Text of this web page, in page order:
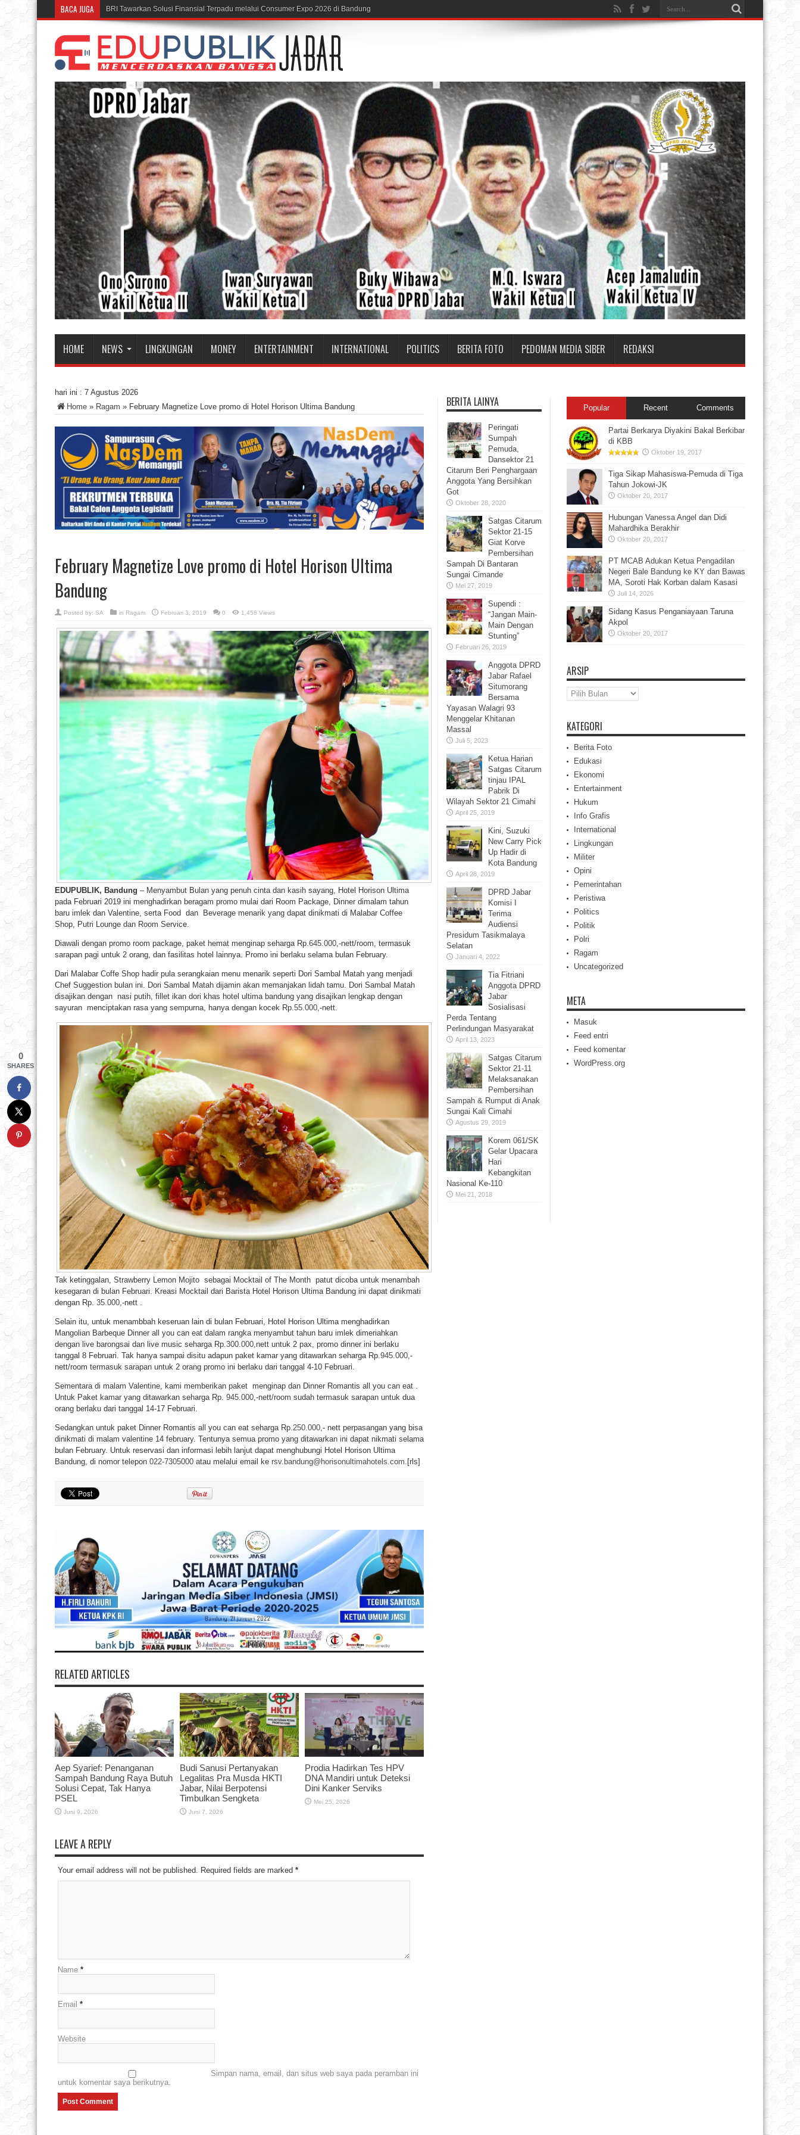
BACA JUGA Rumah BUMN BRI Bandung Cetak UM
HOME NEWS LINGKUNGAN MONEY ENTERTAINMENT INTERNATIONAL POLITICS BERITA FOTO PEDOMAN MEDIA SIBER REDAKSI
hari ini : 7 Agustus 2026
Home » Ragam » February Magnetize Love promo di Hotel Horison Ultima Bandung
February Magnetize Love promo di Hotel Horison Ultima
Bandung
Posted by: SA in Ragam Februari 3, 2019 0 1,458 Views
EDUPUBLIK, Bandung – Menyambut Bulan yang penuh cinta dan kasih sayang, Hotel Horison Ultima
pada Februari 2019 ini menghadirkan beragam promo mulai dari Room Package, Dinner dimalam tahun
baru imlek dan Valentine, serta Food dan Beverage menarik yang dapat dinikmati di Malabar Coffee
Shop, Putri Lounge dan Room Service.
Diawali dengan promo room package, paket hemat menginap seharga Rp.645.000,-nett/room, termasuk
sarapan pagi untuk 2 orang, dan fasilitas hotel lainnya. Promo ini berlaku selama bulan February.
Dari Malabar Coffe Shop hadir pula serangkaian menu menarik seperti Dori Sambal Matah yang menjadi
Chef Suggestion bulan ini. Dori Sambal Matah dijamin akan memanjakan lidah tamu. Dori Sambal Matah
disajikan dengan nasi putih, fillet ikan dori khas hotel ultima bandung yang disajikan lengkap dengan
sayuran menciptakan rasa yang sempurna, hanya dengan kocek Rp.55.000,-nett.
Tak ketinggalan, Strawberry Lemon Mojito sebagai Mocktail of The Month patut dicoba untuk menambah
kesegaran di bulan Februari. Kreasi Mocktail dari Barista Hotel Horison Ultima Bandung ini dapat dinikmati
dengan Rp. 35.000,-nett .
Selain itu, untuk menambbah keseruan lain di bulan Februari, Hotel Horison Ultima menghadirkan
Mangolian Barbeque Dinner all you can eat dalam rangka menyambut tahun baru imlek dimeriahkan
dengan live barongsai dan live music seharga Rp.300.000,nett untuk 2 pax, promo dinner ini berlaku
tanggal 8 Februari. Tak hanya sampai disitu adapun paket kamar yang ditawarkan seharga Rp.945.000,-
nett/room termasuk sarapan untuk 2 orang promo ini berlaku dari tanggal 4-10 Februari.
Sementara di malam Valentine, kami memberikan paket menginap dan Dinner Romantis all you can eat .
Untuk Paket kamar yang ditawarkan seharga Rp. 945.000,-nett/room sudah termasuk sarapan untuk dua
orang berlaku dari tanggal 14-17 Februari.
Sedangkan untuk paket Dinner Romantis all you can eat seharga Rp.250.000,- nett perpasangan yang bisa
dinikmati di malam valentine 14 february. Tentunya semua promo yang ditawarkan ini dapat nikmati selama
bulan February. Untuk reservasi dan informasi lebih lanjut dapat menghubungi Hotel Horison Ultima
Bandung, di nomor telepon 022-7305000 atau melalui email ke rsv.bandung@horisonultimahotels.com.[rls]
RELATED ARTICLES
Aep Syarief: Penanganan
Sampah Bandung Raya Butuh
Solusi Cepat, Tak Hanya
PSEL
Juni 9, 2026
Budi Sanusi Pertanyakan
Legalitas Pra Musda HKTI
Jabar, Nilai Berpotensi
Timbulkan Sengketa
Juni 7, 2026
Prodia Hadirkan Tes HPV
DNA Mandiri untuk Deteksi
Dini Kanker Serviks
Mei 25, 2026
LEAVE A REPLY
Your email address will not be published. Required fields are marked *
Name *
Email *
Website
Simpan nama, email, dan situs web saya pada peramban ini
untuk komentar saya berikutnya.
BERITA LAINYA
Peringati
Sumpah
Pemuda,
Dansektor 21
Citarum Beri Penghargaan
Anggota Yang Bersihkan
Got
Oktober 28, 2020
Satgas Citarum
Sektor 21-15
Giat Korve
Pembersihan
Sampah Di Bantaran
Sungai Cimande
Mei 27, 2019
Supendi :
“Jangan Main-
Main Dengan
Stunting”
Februari 26, 2019
Anggota DPRD
Jabar Rafael
Situmorang
Bersama
Yayasan Walagri 93
Menggelar Khitanan
Massal
Juli 5, 2023
Ketua Harian
Satgas Citarum
tinjau IPAL
Pabrik Di
Wilayah Sektor 21 Cimahi
April 25, 2019
Kini, Suzuki
New Carry Pick
Up Hadir di
Kota Bandung
April 28, 2019
DPRD Jabar
Komisi I
Terima
Audiensi
Presidum Tasikmalaya
Selatan
Januari 4, 2022
Tia Fitriani
Anggota DPRD
Jabar
Sosialisasi
Perda Tentang
Perlindungan Masyarakat
April 13, 2023
Satgas Citarum
Sektor 21-11
Melaksanakan
Pembersihan
Sampah & Rumput di Anak
Sungai Kali Cimahi
Agustus 29, 2019
Korem 061/SK
Gelar Upacara
Hari
Kebangkitan
Nasional Ke-110
Mei 21, 2018
Popular Recent Comments
Partai Berkarya Diyakini Bakal Berkibar
di KBB
Oktober 19, 2017
Tiga Sikap Mahasiswa-Pemuda di Tiga
Tahun Jokowi-JK
Oktober 20, 2017
Hubungan Vanessa Angel dan Didi
Mahardhika Berakhir
Oktober 20, 2017
PT MCAB Adukan Ketua Pengadilan
Negeri Bale Bandung ke KY dan Bawas
MA, Soroti Hak Korban dalam Kasasi
Juli 14, 2026
Sidang Kasus Penganiayaan Taruna
Akpol
Oktober 20, 2017
ARSIP
Arsip
KATEGORI
Berita Foto
Edukasi
Ekonomi
Entertainment
Hukum
Info Grafis
International
Lingkungan
Militer
Opini
Pemerintahan
Peristiwa
Politics
Politik
Polri
Ragam
Uncategorized
META
Masuk
Feed entri
Feed komentar
WordPress.org
0
SHARES